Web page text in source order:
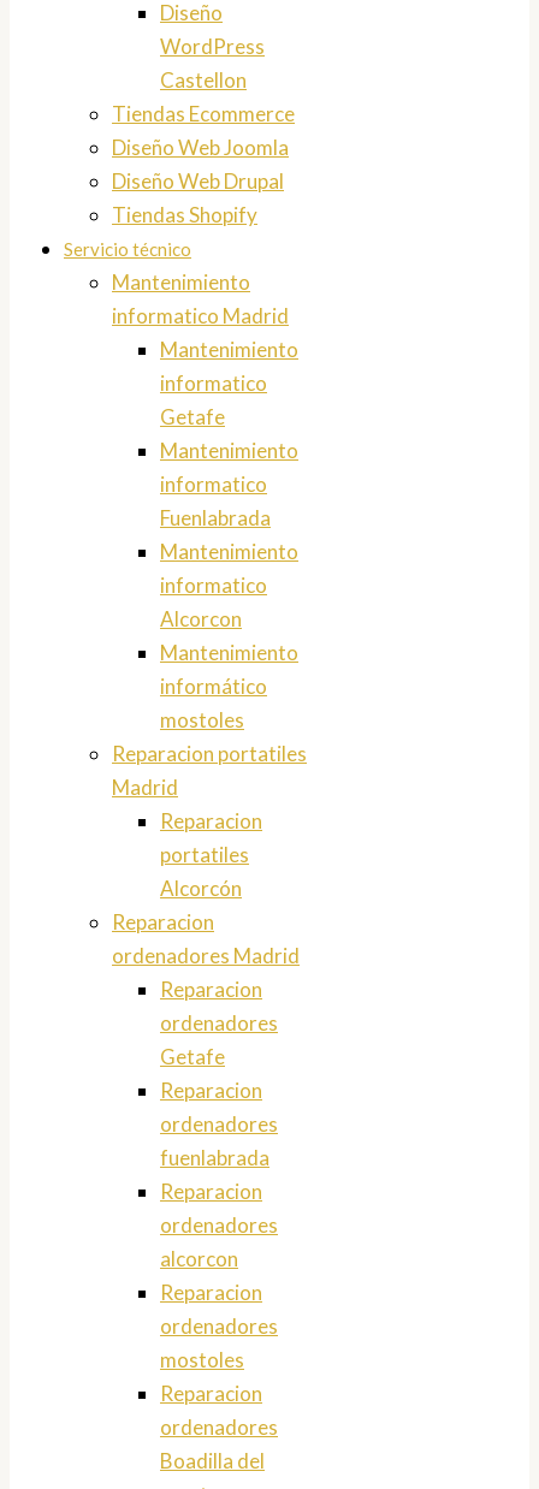
Diseño
WordPress
Castellon
Tiendas Ecommerce
Diseño Web Joomla
Diseño Web Drupal
Tiendas Shopify
Servicio técnico
Mantenimiento
informatico Madrid
Mantenimiento
informatico
Getafe
Mantenimiento
informatico
Fuenlabrada
Mantenimiento
informatico
Alcorcon
Mantenimiento
informático
mostoles
Reparacion portatiles
Madrid
Reparacion
portatiles
Alcorcón
Reparacion
ordenadores Madrid
Reparacion
ordenadores
Getafe
Reparacion
ordenadores
fuenlabrada
Reparacion
ordenadores
alcorcon
Reparacion
ordenadores
mostoles
Reparacion
ordenadores
Boadilla del